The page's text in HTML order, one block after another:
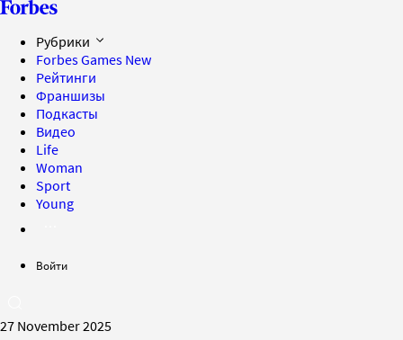
Рубрики
Forbes Games New
Рейтинги
Франшизы
Подкасты
Видео
Life
Woman
Sport
Young
Войти
27 November 2025